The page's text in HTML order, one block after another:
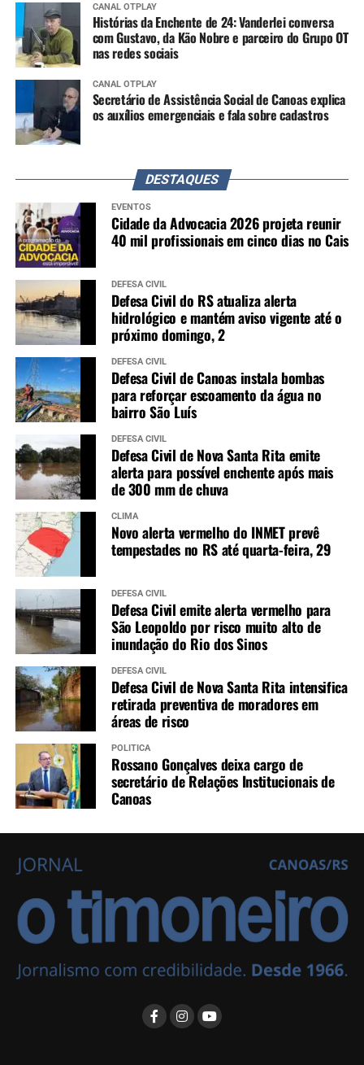
CANAL OTPLAY
Histórias da Enchente de 24: Vanderlei conversa
com Gustavo, da Kão Nobre e parceiro do Grupo OT
nas redes sociais
CANAL OTPLAY
Secretário de Assistência Social de Canoas explica
os auxílios emergenciais e fala sobre cadastros
DESTAQUES
EVENTOS
Cidade da Advocacia 2026 projeta reunir
40 mil profissionais em cinco dias no Cais
DEFESA CIVIL
Defesa Civil do RS atualiza alerta
hidrológico e mantém aviso vigente até o
próximo domingo, 2
DEFESA CIVIL
Defesa Civil de Canoas instala bombas
para reforçar escoamento da água no
bairro São Luís
DEFESA CIVIL
Defesa Civil de Nova Santa Rita emite
alerta para possível enchente após mais
de 300 mm de chuva
CLIMA
Novo alerta vermelho do INMET prevê
tempestades no RS até quarta-feira, 29
DEFESA CIVIL
Defesa Civil emite alerta vermelho para
São Leopoldo por risco muito alto de
inundação do Rio dos Sinos
DEFESA CIVIL
Defesa Civil de Nova Santa Rita intensifica
retirada preventiva de moradores em
áreas de risco
POLÍTICA
Rossano Gonçalves deixa cargo de
secretário de Relações Institucionais de
Canoas